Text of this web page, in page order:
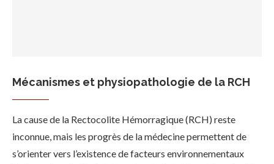
Mécanismes et physiopathologie de la RCH
La cause de la Rectocolite Hémorragique (RCH) reste
inconnue, mais les progrès de la médecine permettent de
s’orienter vers l’existence de facteurs environnementaux